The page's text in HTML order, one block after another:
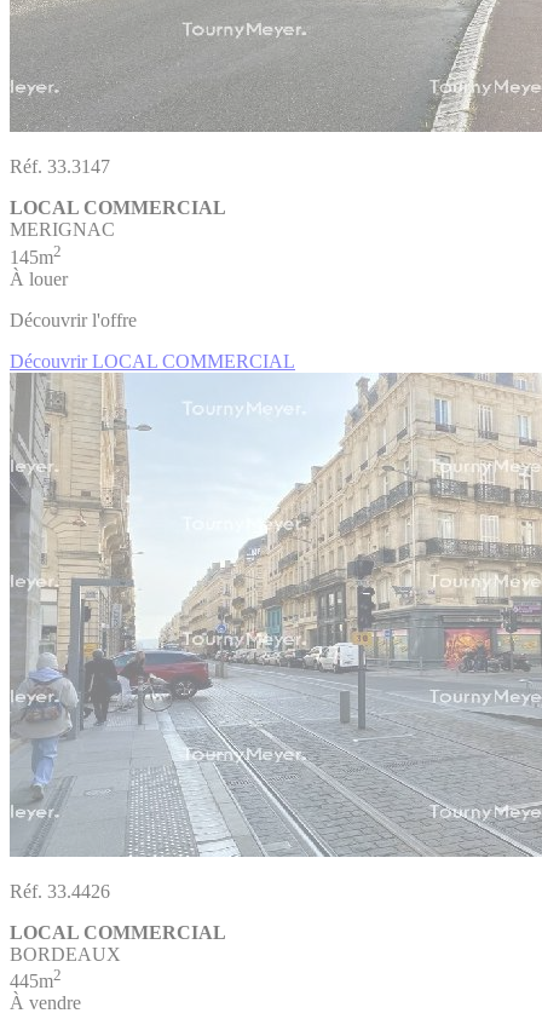
Réf. 33.3147
LOCAL COMMERCIAL
MERIGNAC
145m2
À louer
Découvrir l'offre
Découvrir LOCAL COMMERCIAL
Réf. 33.4426
LOCAL COMMERCIAL
BORDEAUX
445m2
À vendre